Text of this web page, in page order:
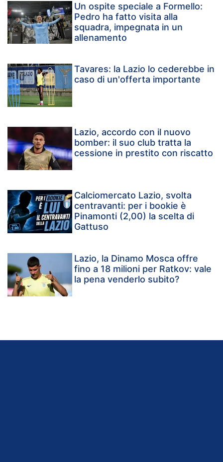
Un ospite speciale a Formello:
Pedro ha fatto visita alla
squadra, impegnata in un
allenamento
Tavares: la Lazio lo cederebbe in
caso di un'offerta importante
Lazio, accordo con il nuovo
bomber: il suo club tratta la
cessione in prestito con riscatto
Calciomercato Lazio, svolta
centravanti: per i bookie è
Pinamonti (2,00) la scelta di
Gattuso
Lazio, la Dinamo Mosca offre
fino a 18 milioni per Ratkov: vale
la pena venderlo subito?